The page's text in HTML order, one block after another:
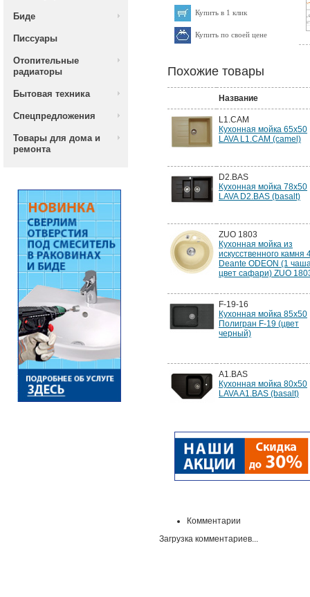
Биде
Писсуары
Отопительные
радиаторы
Бытовая техника
Спецпредложения
Товары для дома и
ремонта
Купить в 1 клик
Купить по своей цене
Похожие товары
Название
L1.CAM
Кухонная мойка 65x50
LAVA L1.CAM (camel)
D2.BAS
Кухонная мойка 78x50
LAVA D2.BAS (basalt)
ZUO 1803
Кухонная мойка из
искусственного камня
Deante ODEON (1
цвет сафари) ZUO
F-19-16
Кухонная мойка 85х50
Полигран F-19 (цвет
черный)
A1.BAS
Кухонная мойка 80x50
LAVA A1.BAS (basalt)
Комментарии
Загрузка комментариев...